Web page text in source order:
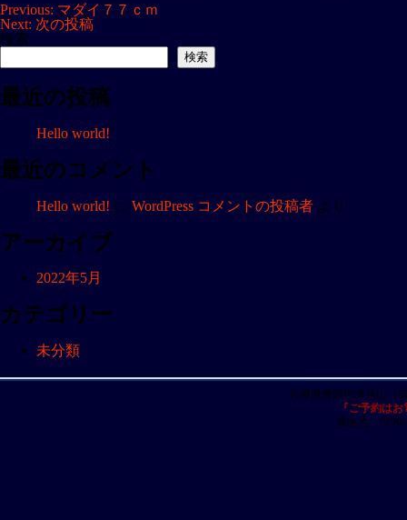
投
稿
ゲ
ョ
ン
Previous: マダイ７７ｃｍ
Next: 次の投稿
検索
検索
最近の投稿
Hello world!
最近のコメント
Hello world! に WordPress コメントの投稿者 より
アーカイブ
2022年5月
カテゴリー
未分類
兵庫県豊岡市津居山
『ご予約は
連絡先：